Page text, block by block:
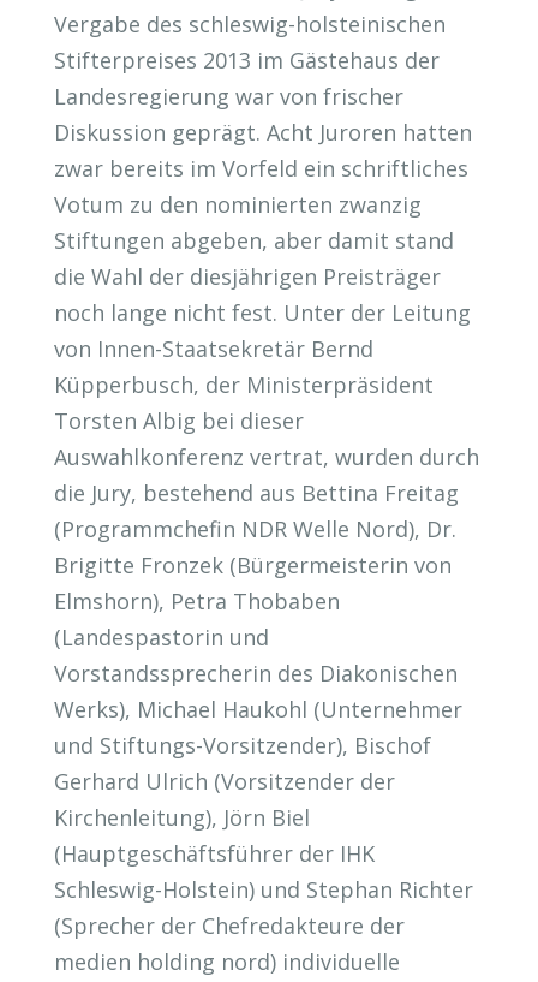
Vergabe des schleswig-holsteinischen
Stifterpreises 2013 im Gästehaus der
Landesregierung war von frischer
Diskussion geprägt. Acht Juroren hatten
zwar bereits im Vorfeld ein schriftliches
Votum zu den nominierten zwanzig
Stiftungen abgeben, aber damit stand
die Wahl der diesjährigen Preisträger
noch lange nicht fest. Unter der Leitung
von Innen-Staatsekretär Bernd
Küpperbusch, der Ministerpräsident
Torsten Albig bei dieser
Auswahlkonferenz vertrat, wurden durch
die Jury, bestehend aus Bettina Freitag
(Programmchefin NDR Welle Nord), Dr.
Brigitte Fronzek (Bürgermeisterin von
Elmshorn), Petra Thobaben
(Landespastorin und
Vorstandssprecherin des Diakonischen
Werks), Michael Haukohl (Unternehmer
und Stiftungs-Vorsitzender), Bischof
Gerhard Ulrich (Vorsitzender der
Kirchenleitung), Jörn Biel
(Hauptgeschäftsführer der IHK
Schleswig-Holstein) und Stephan Richter
(Sprecher der Chefredakteure der
medien holding nord) individuelle